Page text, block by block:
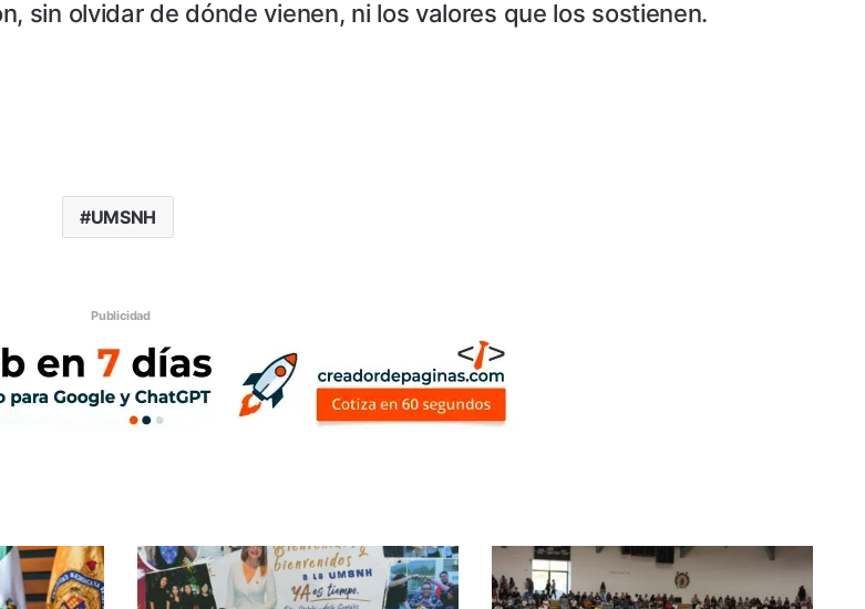
sin olvidar de dónde vienen, ni los valores que los sostienen.
UMSNH
Publicidad